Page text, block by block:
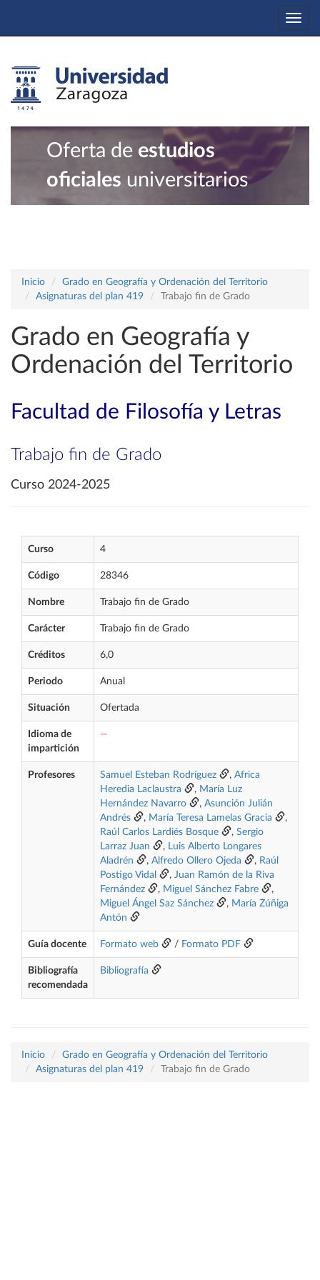
Oferta de estudios
oficiales universitarios
Inicio
Grado en Geografía y Ordenación del Territorio
Asignaturas del plan 419
Trabajo fin de Grado
Grado en Geografía y
Ordenación del Territorio
Facultad de Filosofía y Letras
Trabajo fin de Grado
Curso 2024-2025
Curso 4
Código 28346
Nombre Trabajo fin de Grado
Carácter Trabajo fin de Grado
Créditos 6,0
Periodo Anual
Situación Ofertada
Idioma de
impartición
—
Profesores Samuel Esteban Rodríguez , Africa
Heredia Laclaustra
, María Luz
Hernández Navarro
, Asunción Julián
Andrés
, María Teresa Lamelas Gracia
,
Raúl Carlos Lardiés Bosque
, Sergio
Larraz Juan
, Luis Alberto Longares
Aladrén
, Alfredo Ollero Ojeda , Raúl
Postigo Vidal
, Juan Ramón de la Riva
Fernández
, Miguel Sánchez Fabre
,
Miguel Ángel Saz Sánchez
, María Zúñiga
Antón
Guía docente Formato web / Formato PDF
Bibliografía
recomendada
Bibliografía
Inicio
Grado en Geografía y Ordenación del Territorio
Asignaturas del plan 419
Trabajo fin de Grado